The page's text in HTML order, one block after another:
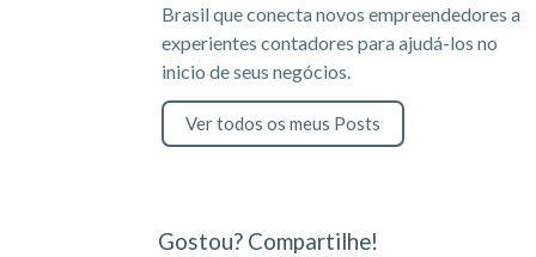
Brasil que conecta novos empreendedores a
experientes contadores para ajudá-los no
inicio de seus negócios.
Ver todos os meus Posts
Gostou? Compartilhe!